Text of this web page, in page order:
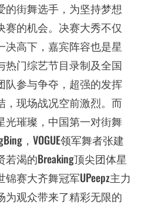
的街舞选手，为坚持梦想
赛的机会。决赛大秀不仅
决高下，嘉宾阵容也是星
热门综艺节目录制及全国
队参与争夺，超强的发挥
，现场战况空前激烈。而
光璀璨，中国第一对街舞
，VOGUE领军舞者张建
渴的Breaking顶尖团体星
赛大齐舞冠军UPeepz主力
为观众带来了精彩无限的